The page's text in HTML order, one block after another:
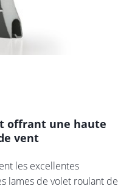
offrant une haute
vent
les excellentes
lames de volet roulant de